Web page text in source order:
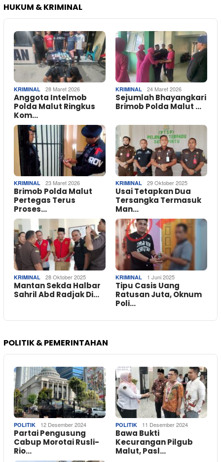
HUKUM & KRIMINAL
KRIMINAL 28 Maret 2026
Anggota Intelmob
Polda Malut Ringkus
Kom…
KRIMINAL 24 Maret 2026
Sejumlah Bhayangkari
Brimob Polda Malut …
KRIMINAL 23 Maret 2026
Brimob Polda Malut
Pertegas Terus
Proses…
KRIMINAL 29 Oktober 2025
Usai Tetapkan Dua
Tersangka Termasuk
Man…
KRIMINAL 28 Oktober 2025
Mantan Sekda Halbar
Sahril Abd Radjak Di…
KRIMINAL 1 Juni 2025
Tipu Casis Uang
Ratusan Juta, Oknum
Poli…
POLITIK & PEMERINTAHAN
POLITIK 12 Desember 2024
Partai Pengusung
Cabup Morotai Rusli-
Rio…
POLITIK 11 Desember 2024
Bawa Bukti
Kecurangan Pilgub
Malut, Pasl…